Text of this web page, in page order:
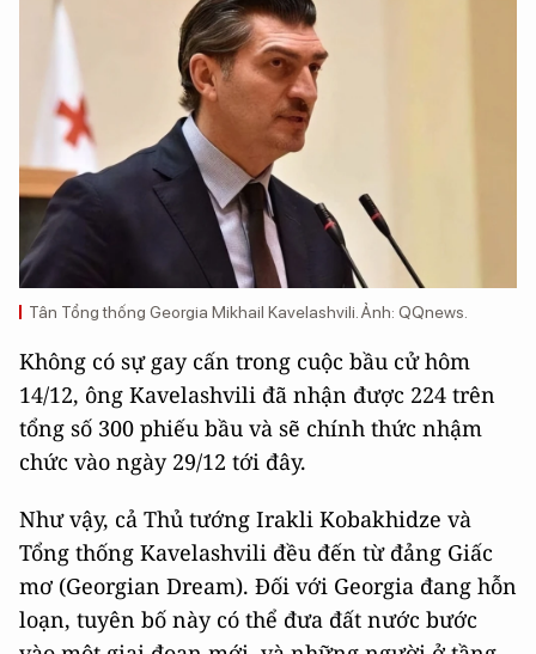
Tân Tổng thống Georgia Mikhail Kavelashvili. Ảnh: QQnews.
Không có sự gay cấn trong cuộc bầu cử hôm
14/12, ông Kavelashvili đã nhận được 224 trên
tổng số 300 phiếu bầu và sẽ chính thức nhậm
chức vào ngày 29/12 tới đây.
Như vậy, cả Thủ tướng Irakli Kobakhidze và
Tổng thống Kavelashvili đều đến từ đảng Giấc
mơ (Georgian Dream). Đối với Georgia đang hỗn
loạn, tuyên bố này có thể đưa đất nước bước